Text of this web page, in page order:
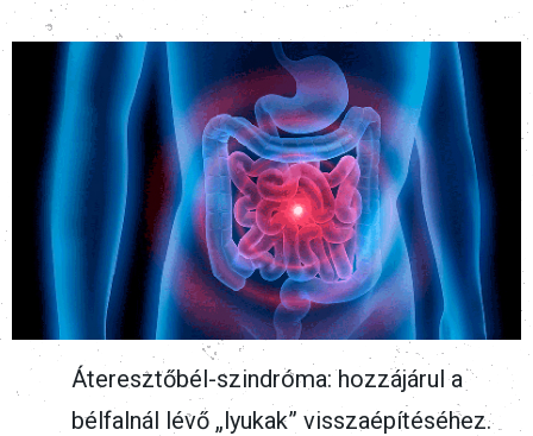
Áteresztőbél-szindróma: hozzájárul a
bélfalnál lévő „lyukak” visszaépítéséhez.